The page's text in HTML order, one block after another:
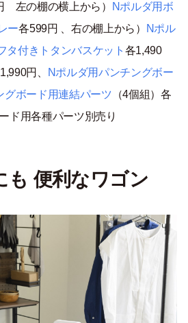
左の棚の横上から）
Nポルダ用ボ
ー各599円 、右の棚上から）
Nポル
タ付きトタンバスケット 各1,490
1,990円、
Nポルダ用パンチングボー
グボード用連結パーツ （4個組）各
ド用各種パーツ別売り
も 便利なワゴン